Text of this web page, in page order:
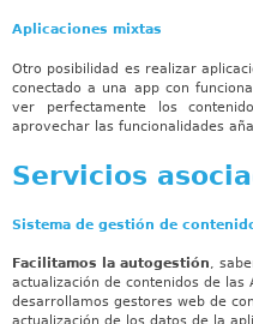
Aplicaciones mixtas
Otro posibilidad es realizar
conectado a una app con
ver perfectamente los
aprovechar las funcionalidades
Servicios
Sistema de gestión de
Facilitamos la autogestión,
actualización de contenidos de
desarrollamos gestores web de